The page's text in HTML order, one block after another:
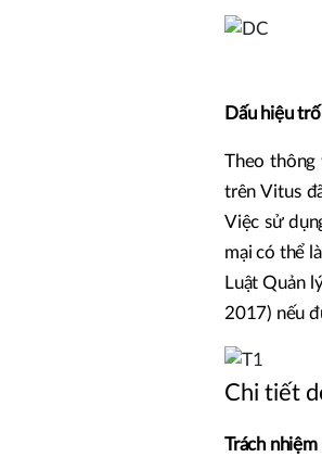
Dấu hiệu
Theo thông
trên Vitus
Việc sử
mại có thể
Luật Quản
2017) nếu
Chi tiết
Trách